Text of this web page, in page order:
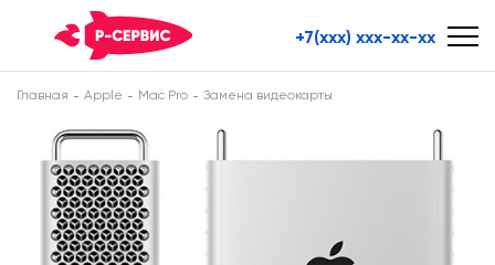
+7(xxx) xxx-xx-xx
Главная Apple Mac Pro Замена видеокарты